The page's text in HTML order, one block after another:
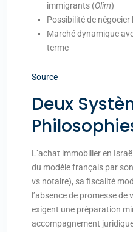
immigrants (Olim)
Possibilité de négocier
Marché dynamique
terme
Source
Deux
L’achat immobilier en
du modèle français par
vs notaire), sa fiscalité
l’absence de promesse
exigent une préparation
accompagnement